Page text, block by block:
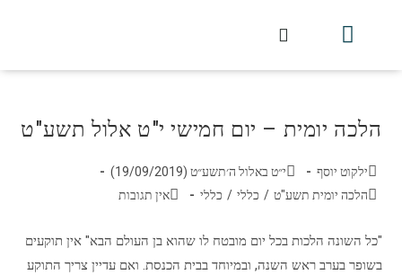
הלכה יומית – יום חמישי י"ט אלול תשע"ט
ילקוט יוסף
י״ט באלול ה׳תשע״ט (19/09/2019)
הלכה יומית תשע"ט / כללי / כללי אין תגובות
"כל השונה הלכות בכל יום מובטח לו שהוא בן העולם הבא" אין תוקעים
בשופר בערב ראש השנה, ובמיוחד בבית הכנסת. ואם עדיין צריך התוקע